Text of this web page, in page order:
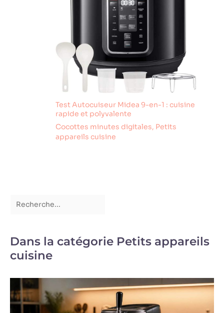
Test Autocuiseur Midea 9-en-1 : cuisine
rapide et polyvalente
Cocottes minutes digitales, Petits
appareils cuisine
Dans la catégorie Petits appareils
cuisine